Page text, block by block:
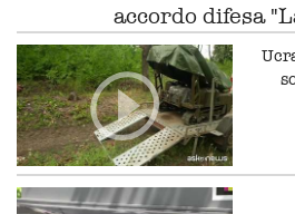
accordo difesa